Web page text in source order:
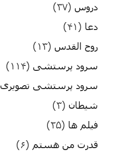
دروس (۳۷)
دعا (۴۱)
روح القدس (۱۳)
سرود پرستشی (۱۱۴)
سرود پرستشی تصویری
شیطان (۳)
فیلم ها (۲۵)
قدرت من هستم (۶)